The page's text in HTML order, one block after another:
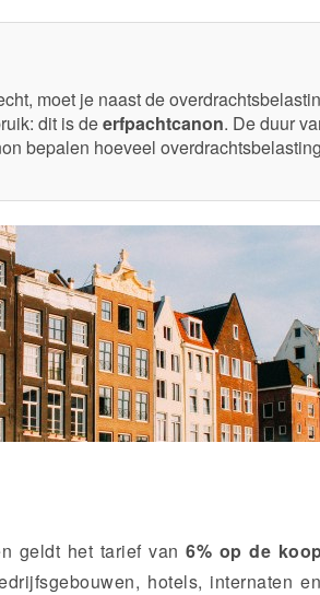
moet je naast de
dit is deerfpachtcanon. De duur
bepalen hoeveel
geldt het tarief van6% op de
hotels, internaten